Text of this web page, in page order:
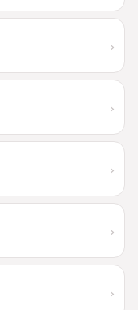
›
›
›
›
›